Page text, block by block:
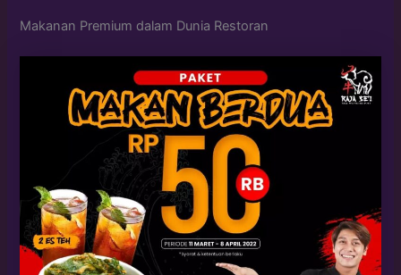
Makanan Premium dalam Dunia Restoran